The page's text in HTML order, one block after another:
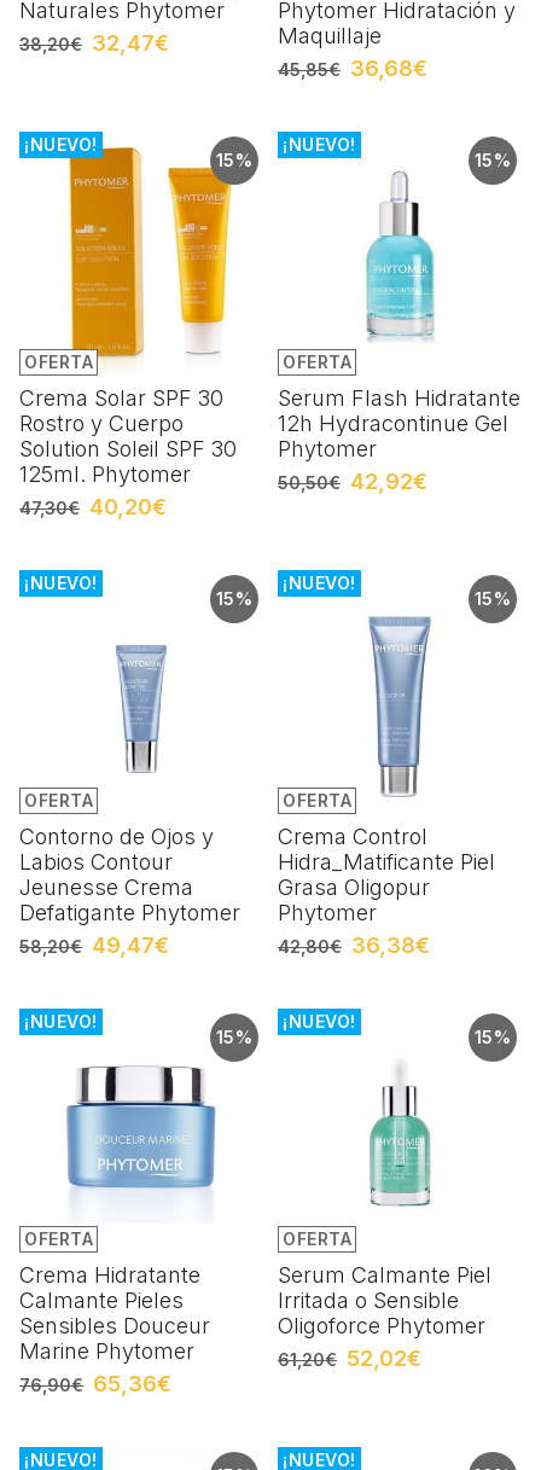
Naturales Phytomer
38,20€ 32,47€
Phytomer Hidratación y
Maquillaje
45,85€ 36,68€
15%
OFERTA
¡NUEVO!
Crema Solar SPF 30
Rostro y Cuerpo
Solution Soleil SPF 30
125ml. Phytomer
47,30€ 40,20€
15%
OFERTA
¡NUEVO!
Serum Flash Hidratante
12h Hydracontinue Gel
Phytomer
50,50€ 42,92€
15%
OFERTA
¡NUEVO!
Contorno de Ojos y
Labios Contour
Jeunesse Crema
Defatigante Phytomer
58,20€ 49,47€
15%
OFERTA
¡NUEVO!
Crema Control
Hidra_Matificante Piel
Grasa Oligopur
Phytomer
42,80€ 36,38€
15%
OFERTA
¡NUEVO!
Crema Hidratante
Calmante Pieles
Sensibles Douceur
Marine Phytomer
76,90€ 65,36€
15%
OFERTA
¡NUEVO!
Serum Calmante Piel
Irritada o Sensible
Oligoforce Phytomer
61,20€ 52,02€
¡NUEVO! ¡NUEVO!